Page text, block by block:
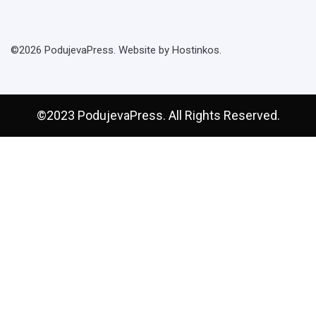
©2026 PodujevaPress. Website by Hostinkos.
©2023 PodujevaPress. All Rights Reserved.